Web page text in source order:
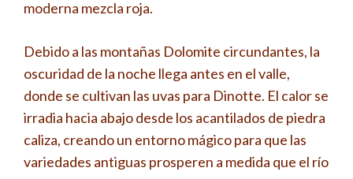
moderna mezcla roja.
Debido a las montañas Dolomite circundantes, la
oscuridad de la noche llega antes en el valle,
donde se cultivan las uvas para Dinotte. El calor se
irradia hacia abajo desde los acantilados de piedra
caliza, creando un entorno mágico para que las
variedades antiguas prosperen a medida que el río